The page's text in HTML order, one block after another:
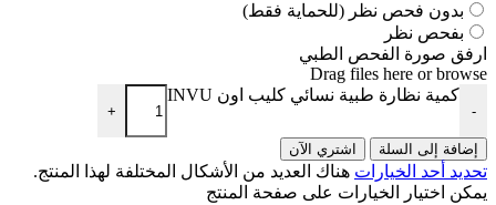
بدون فحص نظر (للحماية فقط)
بفحص نظر
ارفق صورة الفحص الطبي
Drag files here orbrowse
-
كمية نظارة طبية نسائي كليب اون INVU
+
إضافة إلى السلة اشتري الآن
تحديد أحد الخيارات هناك العديد من الأشكال المختلفة لهذا المنتج.
يمكن اختيار الخيارات على صفحة المنتج